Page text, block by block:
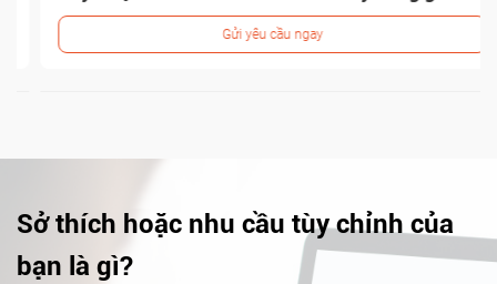
Gửi yêu cầu ngay
Sở thích hoặc nhu cầu tùy chỉnh của
bạn là gì?